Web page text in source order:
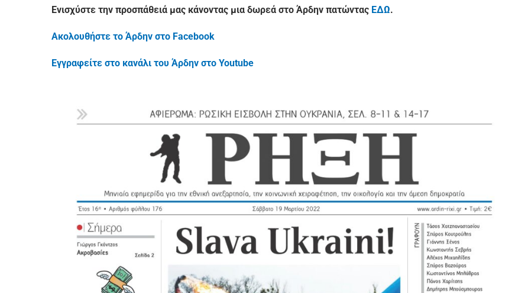
Ενισχύστε την προσπάθειά μας κάνοντας μια δωρεά στο Άρδην πατώντας ΕΔΩ.
Ακολουθήστε το Άρδην στο Facebook
Εγγραφείτε στο κανάλι του Άρδην στο Youtube